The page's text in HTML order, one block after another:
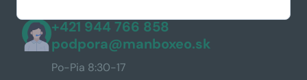
+421 944 766 858
podpora@manboxeo.sk
Po-Pia 8:30-17